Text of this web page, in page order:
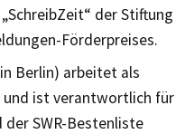
der Stiftung
Förderpreises.
Berlin) arbeitet als
und ist verantwortlich für
SWR-Bestenliste